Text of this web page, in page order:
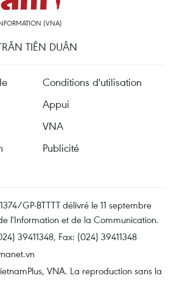
(VNA)
TIÊN DUÂN
Conditions d'utilisation
Appui
VNA
Publicité
GP-BTTTT délivré le 11 septembre
l'Information et de la Communication.
39411348, Fax: (024) 39411348
VNA. La reproduction sans la